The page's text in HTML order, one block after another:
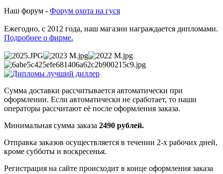
Наш форум - Форум охота на гуся
Ежегодно, с 2012 года, наш магазин награждается дипломами.
Подробнее о фирме.
Сумма доставки рассчитывается автоматически при
оформлении. Если автоматически не сработает, то наши
операторы рассчитают её после оформления заказа.
Минимальная сумма заказа 2490 рублей.
Отправка заказов осуществляется в течении 2-х рабочих дней,
кроме субботы и воскресенья.
Регистрация на сайте происходит в конце оформления заказа